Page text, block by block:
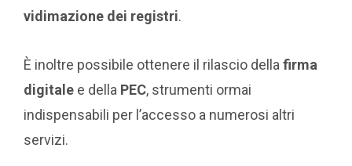
vidimazione dei registri.
È inoltre possibile ottenere il rilascio della firma
digitale e della PEC, strumenti ormai
indispensabili per l’accesso a numerosi altri
servizi.